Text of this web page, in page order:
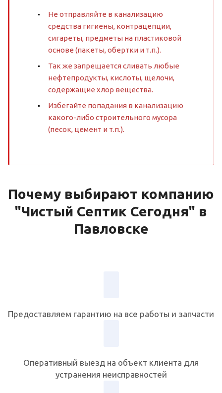
Не отправляйте в канализацию
средства гигиены, контрацепции,
сигареты, предметы на пластиковой
основе (пакеты, обертки и т.п.).
Так же запрещается сливать любые
нефтепродукты, кислоты, щелочи,
содержащие хлор вещества.
Избегайте попадания в канализацию
какого-либо строительного мусора
(песок, цемент и т.п.).
Почему выбирают компанию
"Чистый Септик Сегодня" в
Павловске
Предоставляем гарантию на все работы и запчасти
Оперативный выезд на объект клиента для
устранения неисправностей